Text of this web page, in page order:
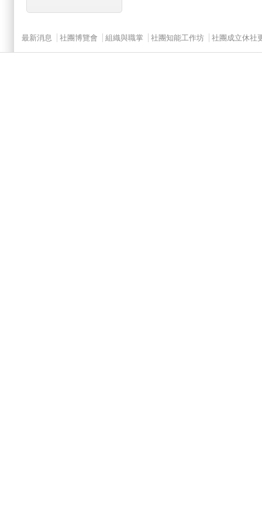
Main menu 2
最新消息 社團博覽會 組織與職掌 社團知能工作坊 社團成立休社